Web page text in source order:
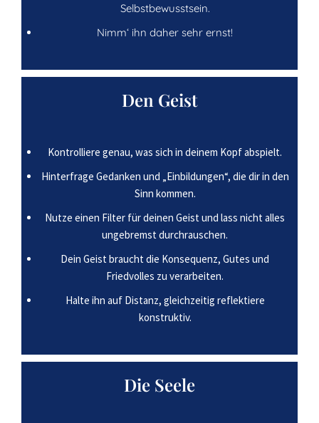
Selbstbewusstsein.
Nimm‘ ihn daher sehr ernst!
Den Geist
Kontrolliere genau, was sich in deinem Kopf abspielt.
Hinterfrage Gedanken und „Einbildungen“, die dir in den
Sinn kommen.
Nutze einen Filter für deinen Geist und lass nicht alles
ungebremst durchrauschen.
Dein Geist braucht die Konsequenz, Gutes und
Friedvolles zu verarbeiten.
Halte ihn auf Distanz, gleichzeitig reflektiere
konstruktiv.
Die Seele